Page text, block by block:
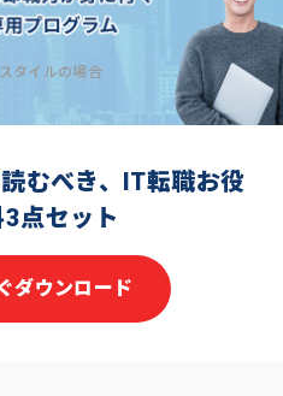
タイルの場合
むべき、IT転職お役
点セット
ダウンロード